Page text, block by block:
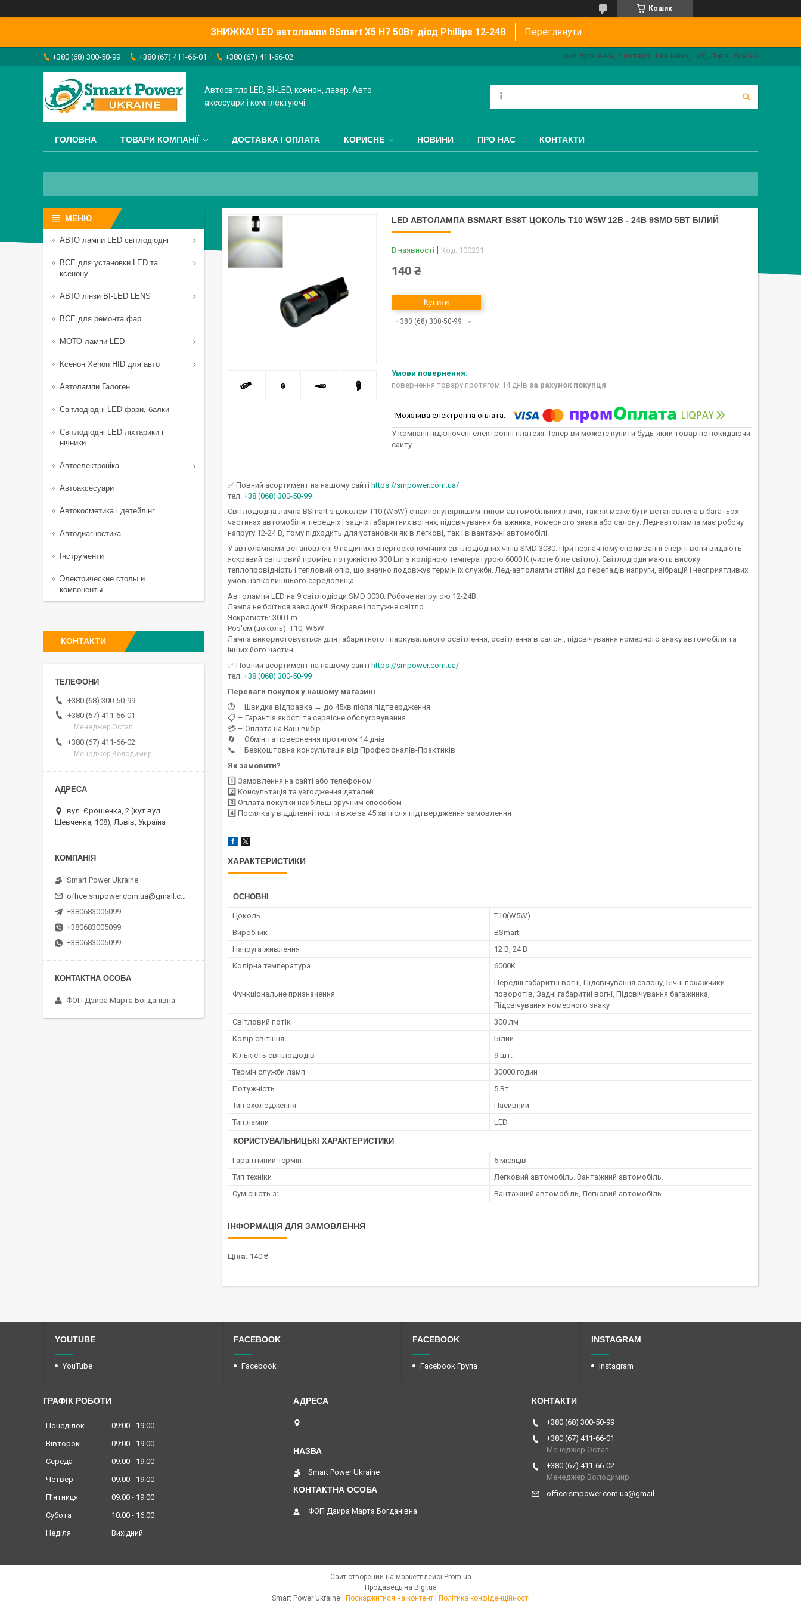
Кошик
ЗНИЖКА! LED автолампи BSmart X5 H7 50Вт діод Phillips 12-24В Переглянути
+380 (68) 300-50-99 +380 (67) 411-66-01 +380 (67) 411-66-02 вул. Єрошенка, 2 (кут вул. Шевченка, 108), Львів, Україна
Автосвітло LED, BI-LED, ксенон, лазер. Авто
аксесуари і комплектуючі.
ГОЛОВНА ТОВАРИ КОМПАНІЇ ДОСТАВКА І ОПЛАТА КОРИСНЕ НОВИНИ ПРО НАС КОНТАКТИ
LED АВТОЛАМПА BSMART BS8T ЦОКОЛЬ T10 W5W 12В - 24В 9SMD 5ВТ БІЛИЙ
В наявності Код: 100231
140 ₴
Купити
+380 (68) 300-50-99
повернення товару протягом 14 днів за рахунок покупця
У компанії підключені електронні платежі. Тепер ви можете купити будь-який товар не покидаючи
сайту.
✅ Повний асортимент на нашому сайті https://smpower.com.ua/
тел. +38 (068) 300-50-99
Світлодіодна лампа BSmart з цоколем T10 (W5W) є найпопулярнішим типом автомобільних ламп, так як може бути встановлена ​​в багатьох
частинах автомобіля: передніх і задніх габаритних вогнях, підсвічування багажника, номерного знака або салону. Лед-автолампа має робочу
напругу 12-24 В, тому підходить для установки як в легкові, так і в вантажні автомобілі.
У автолампами встановлені 9 надійних і енергоекономічних світлодіодних чіпів SMD 3030. При незначному споживанні енергії вони видають
яскравий світловий промінь потужністю 300 Lm з колірною температурою 6000 К (чисте біле світло). Світлодіоди мають високу
теплопровідність і тепловий опір, що значно подовжує термін їх служби. Лед-автолампи стійкі до перепадів напруги, вібрацій і несприятливих
умов навколишнього середовища.
Автолампи LED на 9 світлодіоди SMD 3030. Робоче напругою 12-24В.
Лампа не боїться заводок!!! Яскраве і потужне світло.
Яскравість: 300 Lm
Роз'єм (цоколь): T10, W5W
Лампа використовується для габаритного і паркувального освітлення, освітлення в салоні, підсвічування номерного знаку автомобіля та
інших його частин.
✅ Повний асортимент на нашому сайті https://smpower.com.ua/
тел. +38 (068) 300-50-99
Переваги покупок у нашому магазині
⏱️ – Швидка відправка → до 45хв після підтвердження
📋 – Гарантія якості та сервісне обслуговування
💳 – Оплата на Ваш вибір
🔄 – Обмін та повернення протягом 14 днів
📞 – Безкоштовна консультація від Професіоналів-Практиків
Як замовити?
1️⃣ Замовлення на сайті або телефоном
2️⃣ Консультація та узгодження деталей
3️⃣ Оплата покупки найбільш зручним способом
4️⃣ Посилка у відділенні пошти вже за 45 хв після підтвердження замовлення
ХАРАКТЕРИСТИКИ
ОСНОВНІ
Цоколь
T10(W5W)
Виробник
BSmart
Напруга живлення
12 В, 24 В
Колірна температура
6000K
Функціональне призначення
Передні габаритні вогні, Підсвічування салону, Бічні покажчики
поворотів, Задні габаритні вогні, Підсвічування багажника,
Підсвічування номерного знаку
Світловий потік
300 лм
Колір світіння
Білий
Кількість світлодіодів
9 шт.
Термін служби ламп
30000 годин
Потужність
5 Вт
Тип охолодження
Пасивний
Тип лампи
LED
КОРИСТУВАЛЬНИЦЬКІ ХАРАКТЕРИСТИКИ
Гарантійний термін
6 місяців
Тип техніки
Легковий автомобіль. Вантажний автомобіль.
Сумісність з:
Вантажний автомобіль, Легковий автомобіль
ІНФОРМАЦІЯ ДЛЯ ЗАМОВЛЕННЯ
Ціна: 140 ₴
АВТО лампи LED світлодіодні
ВСЕ для установки LED та
ксенону
АВТО лінзи BI-LED LENS
ВСЕ для ремонта фар
МОТО лампи LED
Ксенон Xenon HID для авто
Автолампи Галоген
Світлодіодні LED фари, балки
Світлодіодні LED ліхтарики і
нічники
Автоелектроніка
Автоаксесуари
Автокосметика і детейлінг
Автодиагностика
Інструменти
Электрические столы и
компоненты
КОНТАКТИ
+380 (68) 300-50-99
+380 (67) 411-66-01
Менеджер Остап
+380 (67) 411-66-02
Менеджер Володимир
вул. Єрошенка, 2 (кут вул.
Шевченка, 108), Львів, Україна
Smart Power Ukraine
+380683005099
+380683005099
+380683005099
ФОП Дзира Марта Богданівна
YOUTUBE
YouTube
FACEBOOK
Facebook
FACEBOOK
Facebook Група
INSTAGRAM
Instagram
ГРАФІК РОБОТИ
Понеділок 09:00
19:00
Вівторок
09:00
19:00
Середа
09:00
19:00
Четвер
09:00
19:00
Пʼятниця
09:00
19:00
Субота
10:00
16:00
Неділя
Вихідний
Smart Power Ukraine
ФОП Дзира Марта Богданівна
+380 (68) 300-50-99
+380 (67) 411-66-01
Менеджер Остап
+380 (67) 411-66-02
Менеджер Володимир
office.smpower.com.ua@gmail.com
Сайт створений на маркетплейсі Prom.ua
Продавець на Bigl.ua
Поскаржитися на контент Політика конфіденційності